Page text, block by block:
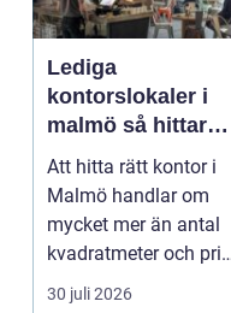
Lediga
kontorslokaler i
malmö så hittar
företag rätt läge
och rätt lokal
Att hitta rätt kontor i
Malmö handlar om
mycket mer än antal
kvadratmeter och pris
per månad. Företa...
30 juli 2026